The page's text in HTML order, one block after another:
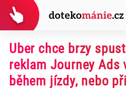
Uber chce brzy
reklam Journey Ads
během jízdy, nebo